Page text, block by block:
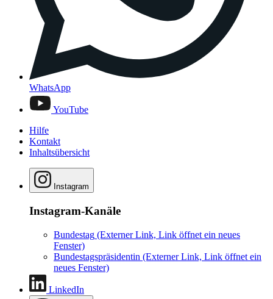
WhatsApp
YouTube
Hilfe
Kontakt
Inhaltsübersicht
Instagram
Instagram-Kanäle
Bundestag (Externer Link, Link öffnet ein neues
Fenster)
Bundestagspräsidentin (Externer Link, Link öffnet ein
neues Fenster)
LinkedIn